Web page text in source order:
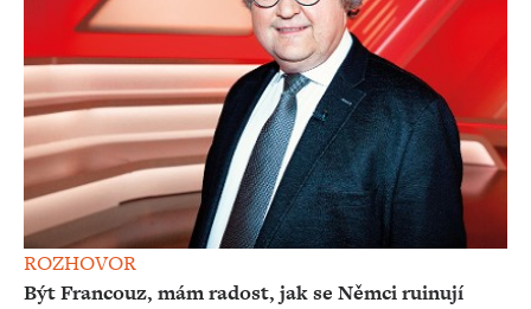
ROZHOVOR
Být Francouz, mám radost, jak se Němci ruinují